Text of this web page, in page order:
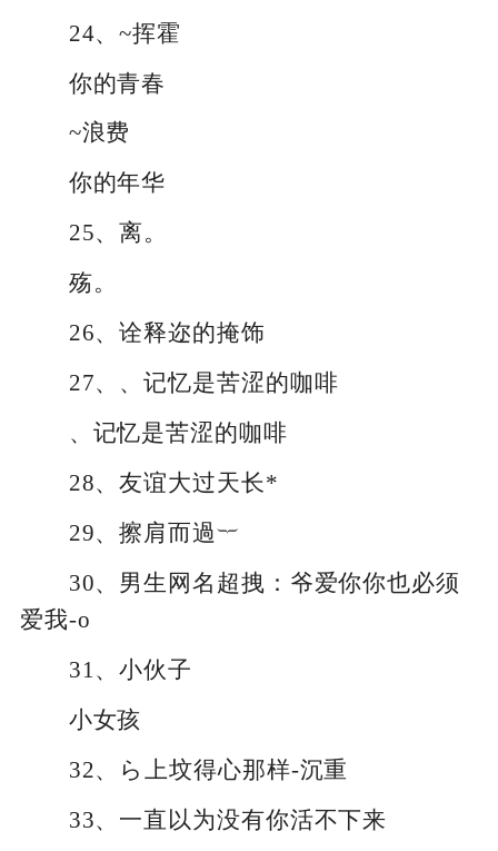
24、~挥霍
你的青春
~浪费
你的年华
25、离。
殇。
26、诠释迩的掩饰
27、、记忆是苦涩的咖啡
、记忆是苦涩的咖啡
28、友谊大过天长*
29、擦肩而過︸
30、男生网名超拽：爷爱你你也必须
爱我-o
31、小伙子
小女孩
32、ら上坟得心那样-沉重
33、一直以为没有你活不下来